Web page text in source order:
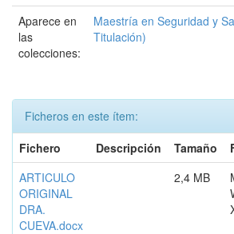
Aparece en
las
colecciones:
Maestría en Seguridad y
Titulación)
Ficheros en este ítem:
Fichero
Descripción Tamaño
ARTICULO
ORIGINAL
DRA.
CUEVA.docx
2,4 MB